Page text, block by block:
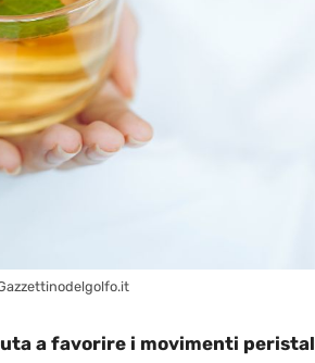
a favorire i movimenti